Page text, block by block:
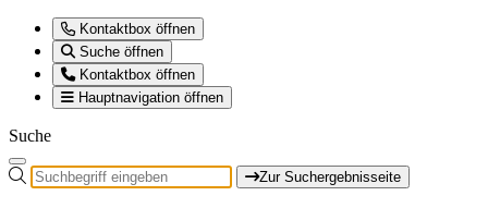
Kontaktbox öffnen
Suche öffnen
Kontaktbox öffnen
Hauptnavigation öffnen
Suche
Zur Suchergebnisseite